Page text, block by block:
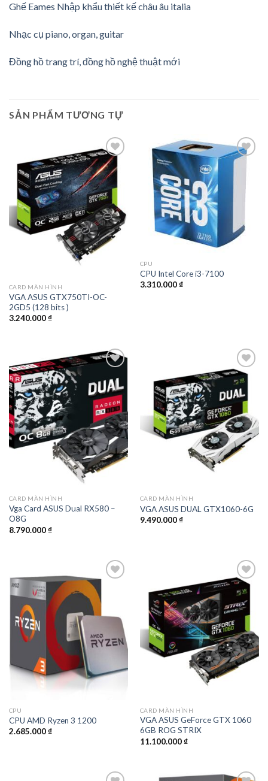
Ghế Eames Nhập khẩu thiết kế châu âu italia
Nhạc cụ piano, organ, guitar
Đồng hồ trang trí, đồng hồ nghệ thuật mới
SẢN PHẨM TƯƠNG TỰ
Add to
wishlist
CARD MÀN HÌNH
VGA ASUS GTX750TI-OC-
2GD5 (128 bits )
3.240.000₫
CPU
CPU Intel Core i3-7100
3.310.000₫
Add to
wishlist
CARD MÀN HÌNH
Vga Card ASUS Dual RX580 –
O8G
8.790.000₫
Add to
wishlist
CARD MÀN HÌNH
VGA ASUS DUAL GTX1060-6G
9.490.000₫
wishlist
CPU
CPU AMD Ryzen 3 1200
2.685.000₫
Add to
wishlist
CARD MÀN HÌNH
VGA ASUS GeForce GTX 1060
6GB ROG STRIX
11.100.000₫